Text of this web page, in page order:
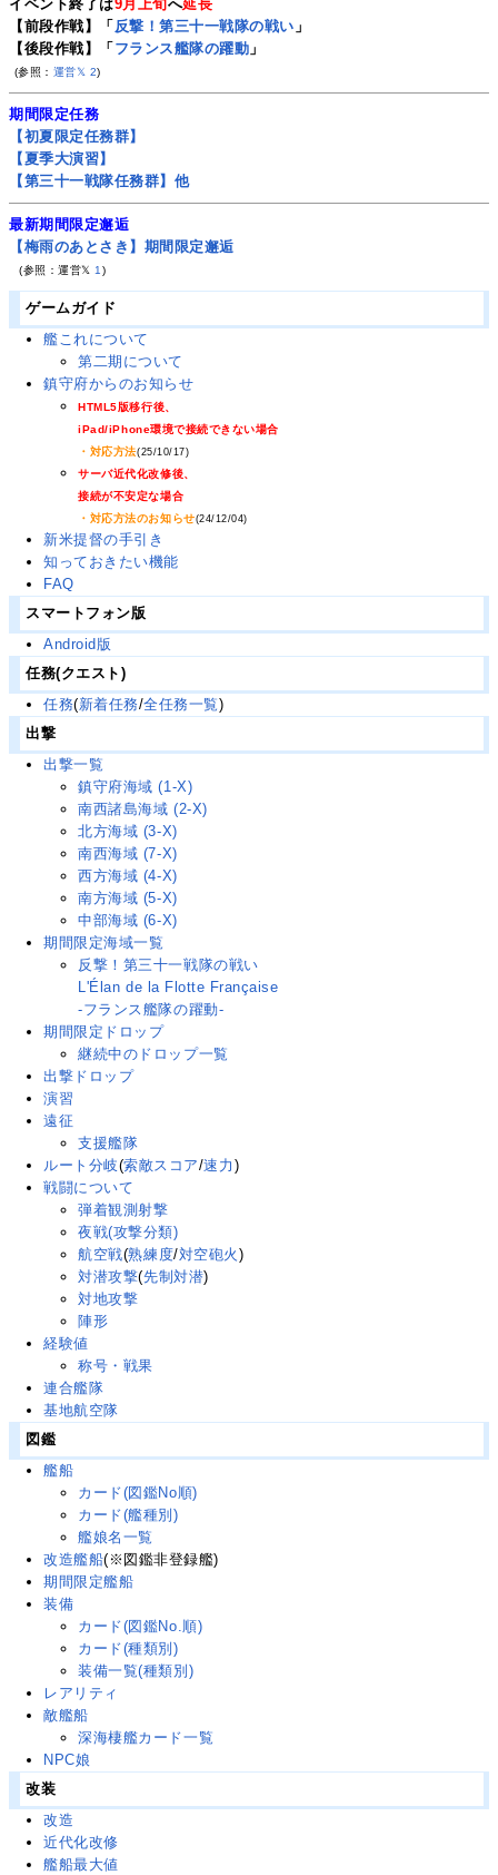
イベント終了は9月上旬 へ延長
【前段作戦】「 反撃！第三十一戦隊の戦い 」
【後段作戦】「フランス艦隊の躍動 」
(参照： 運営𝕏 2)
期間限定任務
【初夏限定任務群】
【夏季大演習】
【第三十一戦隊任務群】他
最新期間限定邂逅
【梅雨のあとさき】期間限定邂逅
(参照：運営𝕏 1 )
ゲームガイド
艦これについて
第二期について
鎮守府からのお知らせ
HTML5版移行後、
iPad/iPhone環境で接続できない場合
・対応方法(25/10/17)
サーバ近代化改修後、
接続が不安定な場合
・対応方法のお知らせ(24/12/04)
新米提督の手引き
知っておきたい機能
FAQ
スマートフォン版
Android版
任務(クエスト)
任務(新着任務/全任務一覧)
出撃
出撃一覧
鎮守府海域 (1-X)
南西諸島海域 (2-X)
北方海域 (3-X)
南西海域 (7-X)
西方海域 (4-X)
南方海域 (5-X)
中部海域 (6-X)
期間限定海域一覧
反撃！第三十一戦隊の戦い
L'Élan de la Flotte Française
-フランス艦隊の躍動-
期間限定ドロップ
継続中のドロップ一覧
出撃ドロップ
演習
遠征
支援艦隊
ルート分岐(索敵スコア/速力 )
戦闘について
弾着観測射撃
夜戦(攻撃分類)
航空戦(熟練度/対空砲火 )
対潜攻撃(先制対潜)
対地攻撃
陣形
経験値
称号・戦果
連合艦隊
基地航空隊
図鑑
艦船
カード(図鑑No順)
カード(艦種別)
艦娘名一覧
改造艦船(※図鑑非登録艦)
期間限定艦船
装備
カード(図鑑No.順)
カード(種類別)
装備一覧(種類別)
レアリティ
敵艦船
深海棲艦カード一覧
NPC娘
改装
改造
近代化改修
艦船最大値